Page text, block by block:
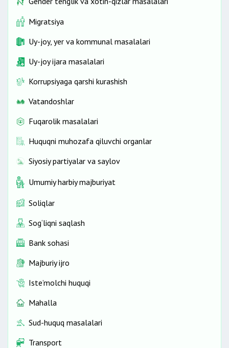
Migratsiya
Uy-joy, yer va kommunal masalalari
Uy-joy ijara masalalari
Korrupsiyaga qarshi kurashish
Vatandoshlar
Fuqarolik masalalari
Huquqni muhozafa qiluvchi organlar
Siyosiy partiyalar va saylov
Umumiy harbiy majburiyat
Soliqlar
Sog‘liqni saqlash
Bank sohasi
Majburiy ijro
Iste’molchi huquqi
Mahalla
Sud-huquq masalalari
Transport